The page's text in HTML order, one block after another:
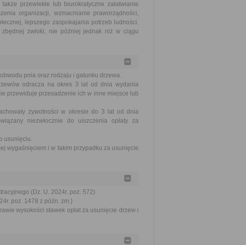
przewlekłe lub biurokratyczne załatwianie
organizacji, wzmacnianie praworządności,
lepszego zaspokajania potrzeb ludności.
zwłoki, nie później jednak niż w ciągu
pnia oraz rodzaju i gatunku drzewa.
odracza na okres 3 lat od dnia wydania
przewiduje przesadzenie ich w inne miejsce lub
żywotności w okresie do 3 lat od dnia
niezwłocznie do uiszczenia opłaty za
usunięciu.
wygaśnięciem i w takim przypadku za usunięcie
(Dz. U. 2024r. poz. 572)
poz. 1478 z późn. zm.)
wysokości stawek opłat za usunięcie drzew i